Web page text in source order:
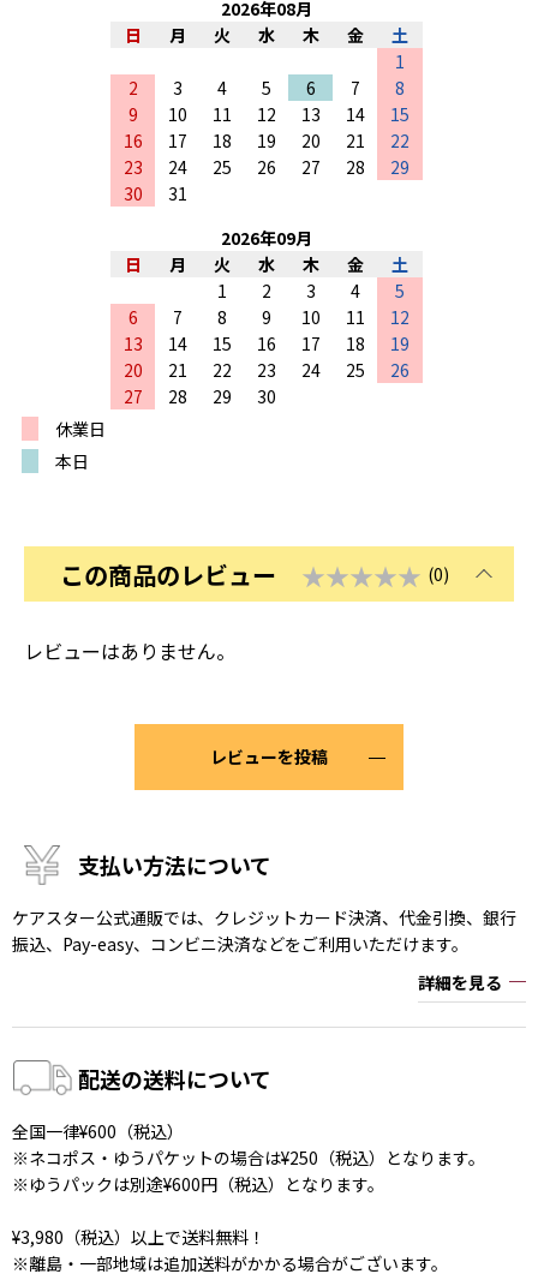
2026年08月
日
月 火 水 木 金
土
1
2
3 4 5 6 7
8
9
10 11 12 13 14
15
16
17 18 19 20 21
22
23
24 25 26 27 28
29
30
31
2026年09月
日
月 火 水 木 金
土
1
2 3 4
5
6
7 8 9 10 11
12
13
14 15 16 17 18
19
20
21 22 23 24 25
26
27
28 29
30
休業日
本日
この商品のレビュー ★★★★★ (0)
レビューはありません。
レビューを投稿
支払い方法について
ケアスター公式通販では、クレジットカード決済、代金引換、銀行
振込、Pay-easy、コンビニ決済などをご利用いただけます。
詳細を見る
配送の送料について
全国一律¥600（税込）
※ネコポス・ゆうパケットの場合は¥250（税込）となります。
※ゆうパックは別途¥600円（税込）となります。
¥3,980（税込）以上で送料無料！
※離島・一部地域は追加送料がかかる場合がございます。